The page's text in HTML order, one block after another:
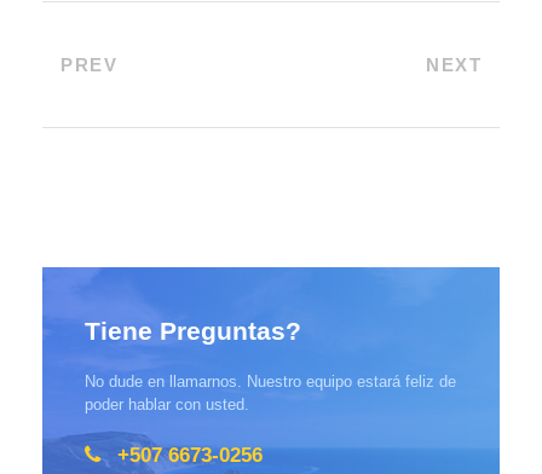
PREV NEXT
Tiene Preguntas?
No dude en llamarnos. Nuestro equipo estará feliz de
poder hablar con usted.
+507 6673-0256